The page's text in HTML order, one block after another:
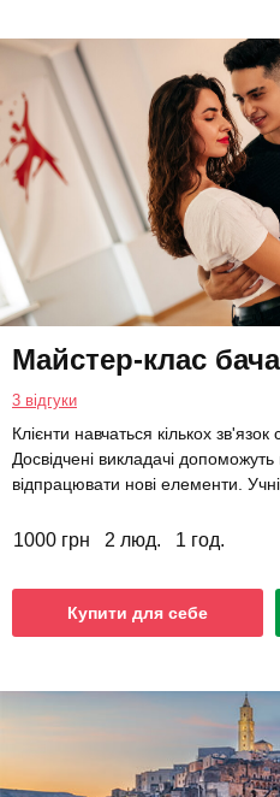
Майстер-клас
3 відгуки
Клієнти навчаться кількох
Досвідчені викладачі
відпрацювати нові елементи. Учні
1000 грн 2 люд. 1 год.
Купити для себе